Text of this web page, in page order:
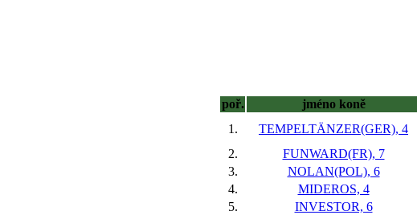
poř.
jméno koně
1.
TEMPELTÄNZER(GER), 4
2.
FUNWARD(FR), 7
3.
NOLAN(POL), 6
4.
MIDEROS, 4
5.
INVESTOR, 6